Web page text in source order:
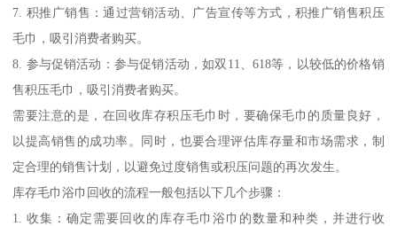
7. 积推广销售：通过营销活动、广告宣传等方式，积推广销售积压
毛巾，吸引消费者购买。
8. 参与促销活动：参与促销活动，如双11、618等，以较低的价格销
售积压毛巾，吸引消费者购买。
需要注意的是，在回收库存积压毛巾时，要确保毛巾的质量良好，
以提高销售的成功率。同时，也要合理评估库存量和市场需求，制
定合理的销售计划，以避免过度销售或积压问题的再次发生。
库存毛巾浴巾回收的流程一般包括以下几个步骤：
1. 收集：确定需要回收的库存毛巾浴巾的数量和种类，并进行收